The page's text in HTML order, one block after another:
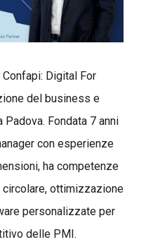
Digital For
del business e
Fondata 7 anni
con esperienze
ha competenze
ottimizzazione
personalizzate per
delle PMI.